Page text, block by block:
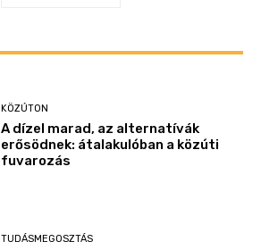
KÖZÚTON
A dízel marad, az alternatívák
erősödnek: átalakulóban a közúti
fuvarozás
TUDÁSMEGOSZTÁS